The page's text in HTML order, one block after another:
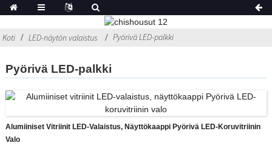
Koti LED-näytön valaistus Pyörivä LED-palkki
Pyörivä LED-palkki
Alumiiniset Vitriinit LED-Valaistus, Näyttökaappi Pyörivä LED-Koruvitriinin
Valo